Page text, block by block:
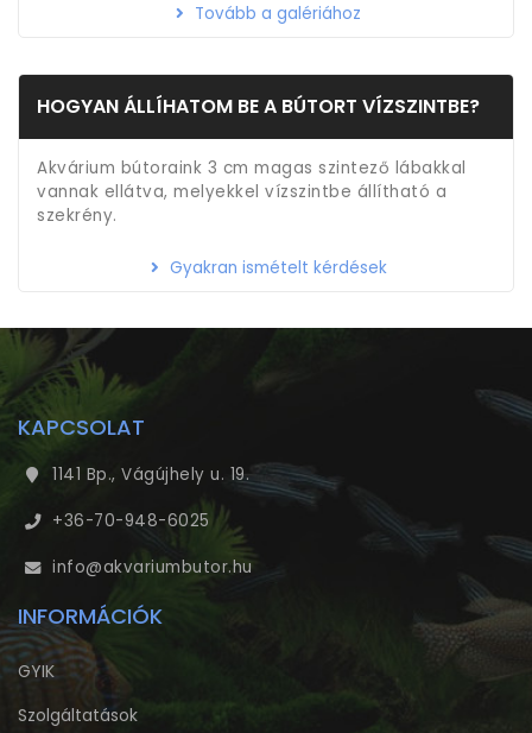
Tovább a galériához
HOGYAN ÁLLÍHATOM BE A BÚTORT VÍZSZINTBE?
Akvárium bútoraink 3 cm magas szintező lábakkal
vannak ellátva, melyekkel vízszintbe állítható a
szekrény.
Gyakran ismételt kérdések
KAPCSOLAT
1141 Bp., Vágújhely u. 19.
+36-70-948-6025
info@akvariumbutor.hu
INFORMÁCIÓK
GYIK
Szolgáltatások